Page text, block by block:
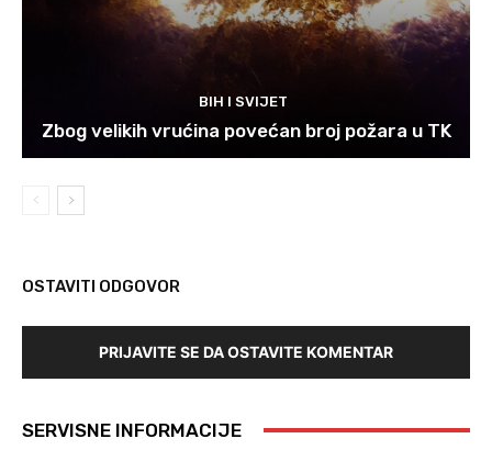
BIH I SVIJET
Zbog velikih vrućina povećan broj požara u TK
OSTAVITI ODGOVOR
PRIJAVITE SE DA OSTAVITE KOMENTAR
SERVISNE INFORMACIJE